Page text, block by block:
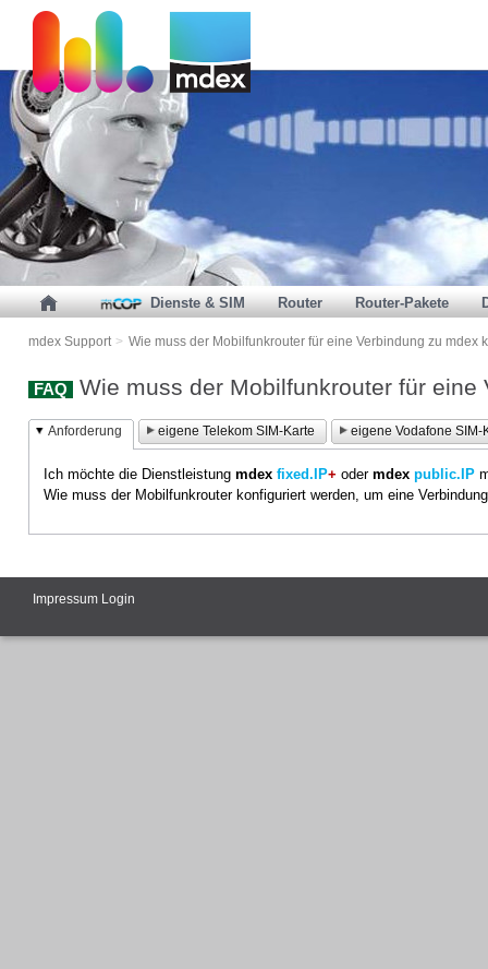
Dienste & SIM Router Router-Pakete
mdex Support > Wie muss der Mobilfunkrouter für eine Verbindung zu mdex
FAQ Wie muss der Mobilfunkrouter für
Anforderung eigene Telekom SIM-Karte eigene Vodafone SIM-
Ich möchte die Dienstleistung mdex fixed.IP+ oder mdex public.IP
Wie muss der Mobilfunkrouter konfiguriert werden, um eine
Impressum Login